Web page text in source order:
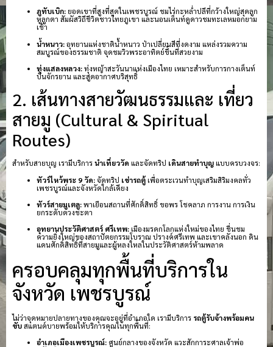
ภูทับเบิก: ยอดเขาที่สูงที่สุดในเพชรบูรณ์ ชมไร่กะหล่ำปลีที่กว้างใหญ่สุดลูก
หูลูกตา สัมผัสวิถีชีวิตชาวไทยภูเขา และนอนเต็นท์ดูดาวชมทะเลหมอกยาม
เช้า
น้ำหนาว:อุทยานแห่งชาติน้ำหนาว ป่าเปลี่ยนสีที่งดงาม แหล่งรวมความ
สมบูรณ์ของธรรมชาติ จุดชมวิวพระอาทิตย์ขึ้นที่สวยงาม
ทุ่งแสลงหลวง:ทุ่งหญ้าสะวันนาแห่งเมืองไทย เหมาะสำหรับการกางเต็นท์
ปั่นจักรยาน และสูดอากาศบริสุทธิ์
2. เส้นทางสายวัฒนธรรมและ เที่ยว
สายมู (Cultural & Spiritual
Routes)
สำหรับสายบุญ เรามีบริการนำเที่ยววัด และจัดทริป เดินสายทำบุญแบบครบวงจร:
ทัวร์ไหว้พระ 9 วัด:จัดทริป เช่ารถตู้เพื่อตระเวนทำบุญเสริมสิริมงคลทั่ว
เพชรบูรณ์และจังหวัดใกล้เคียง
ทัวร์สายมูเตลู:พาเยือนสถานที่ศักดิ์สิทธิ์ ขอพร โชคลาภ การงาน การเงิน
ยกระดับดวงชะตา
อุทยานประวัติศาสตร์ ศรีเทพ:เมืองมรดกโลกแห่งใหม่ของไทย ชื่นชม
ความยิ่งใหญ่ของสถาปัตยกรรมโบราณ ปรางค์ศรีเทพ และเขาคลังนอก ดิน
แดนศักดิ์สิทธิ์ที่สายมูและผู้หลงใหลในประวัติศาสตร์ห้ามพลาด
ครอบคลุมทุกพื้นที่บริการใน
จังหวัด เพชรบูรณ์
ไม่ว่าจุดหมายปลายทางของคุณจะอยู่ที่อำเภอใด เรามีบริการ รถตู้รับจ้างพร้อมคน
ขับสแตนด์บายพร้อมให้บริการคุณในทุกพื้นที่:
อำเภอเมืองเพชรบูรณ์: ศูนย์กลางของจังหวัด แวะสักการะศาลเจ้าพ่อ